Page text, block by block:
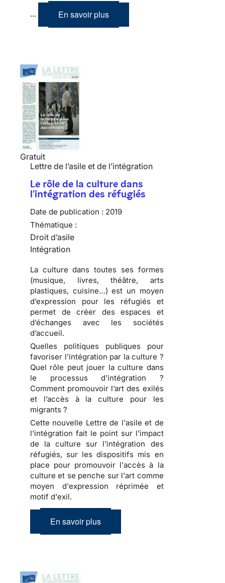
... En savoir plus
Gratuit
Lettre de l’asile et de l’intégration
Le rôle de la culture dans
l'intégration des réfugiés
Date de publication : 2019
Thématique :
Droit d’asile
Intégration
La culture dans toutes ses formes
(musique, livres, théâtre, arts
plastiques, cuisine…) est un moyen
d’expression pour les réfugiés et
permet de créer des espaces et
d’échanges avec les sociétés
d’accueil.
Quelles politiques publiques pour
favoriser l’intégration par la culture ?
Quel rôle peut jouer la culture dans
le processus d’intégration ?
Comment promouvoir l’art des exilés
et l’accès à la culture pour les
migrants ?
Cette nouvelle Lettre de l'asile et de
l'intégration fait le point sur l'impact
de la culture sur l'intégration des
réfugiés, sur les dispositifs mis en
place pour promouvoir l'accès à la
culture et se penche sur l'art comme
moyen d'expression réprimée et
motif d'exil.
En savoir plus